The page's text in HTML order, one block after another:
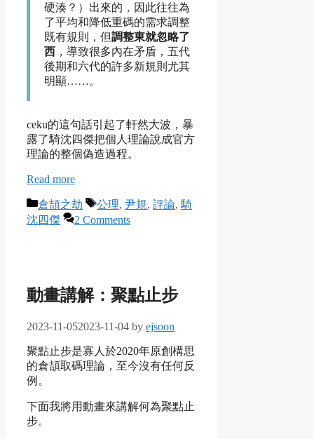
硬湊？）出來的，因此往往為
了平均和降低重碼的需求調整
既有規則，但調整東就忽略了
西 ，導致很多內在矛盾，五代
後期和六代的許多新規則尤其
明顯……。
ceku的這句話引起了軒然大波，暴
露了騎沈四傑把個人理論說成官方
理論的整個偽造過程。
Read more
Categories
倉頡之劫 Tags
公理, 尹規, 評論, 騎
沈四傑
2 Comments
動畫講解：聚點止步
2023-11-052023-11-04 by ejsoon
聚點止步是寡人於2020年原創構思
的倉頡取碼理論，至今沒有任何反
例。
下面我將用動畫來講解何為聚點止
步。